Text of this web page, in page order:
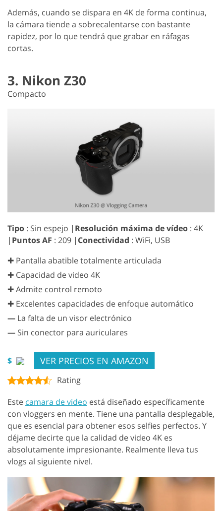
Además, cuando se dispara en 4K de forma continua,
la cámara tiende a sobrecalentarse con bastante
rapidez, por lo que tendrá que grabar en ráfagas
cortas.
3. Nikon Z30
Compacto
Tipo : Sin espejo | Resolución máxima de vídeo : 4K
| Puntos AF : 209 | Conectividad : WiFi, USB
✚ Pantalla abatible totalmente articulada
✚ Capacidad de video 4K
✚ Admite control remoto
✚ Excelentes capacidades de enfoque automático
— La falta de un visor electrónico
— Sin conector para auriculares
$ VER PRECIOS EN AMAZON
Rating
Este camara de video está diseñado específicamente
con vloggers en mente. Tiene una pantalla desplegable,
que es esencial para obtener esos selfies perfectos. Y
déjame decirte que la calidad de video 4K es
absolutamente impresionante. Realmente lleva tus
vlogs al siguiente nivel.